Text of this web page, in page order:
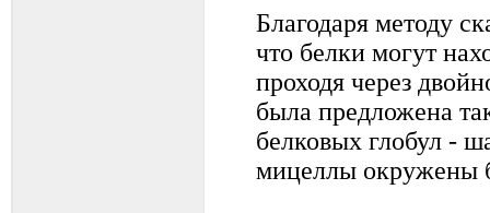
Благодаря методу
что белки могут
проходя через
была предложена
белковых глобул -
мицеллы окружены